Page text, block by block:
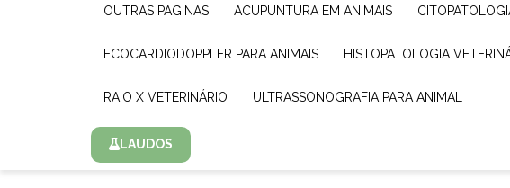
OUTRAS PAGINAS ACUPUNTURA EM ANIMAIS
ECOCARDIODOPPLER PARA ANIMAIS HISTOPATOLOGIA
RAIO X VETERINÁRIO ULTRASSONOGRAFIA PARA ANIMAL
LAUDOS